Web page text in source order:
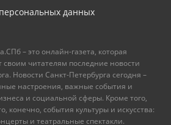
данных
– это онлайн-газета, которая
своим читателям последние новости
Новости Санкт-Петербурга сегодня –
настроения, важные события и
и социальной сферы. Кроме того,
конечно, события культуры и искусства:
и театральные спектакли.